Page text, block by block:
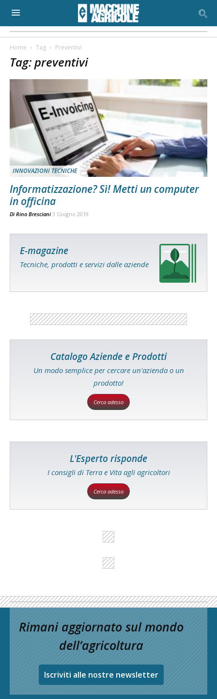
Home Tag Preventivi
Tag: preventivi
INNOVAZIONI TECNICHE
Informatizzazione? Sì! Metti un computer
in officina
Di Rino Bresciani 3 Giugno 2019
E-magazine
Tecniche, prodotti e servizi dalle aziende
Catalogo Aziende e Prodotti
Un modo semplice per cercare un'azienda o un
prodotto!
Cerca adesso
L'Esperto risponde
I consigli di Terra e Vita agli agricoltori
Cerca adesso
Rimani aggiornato sul mondo
dell’agricoltura
Iscriviti alle nostre newsletter